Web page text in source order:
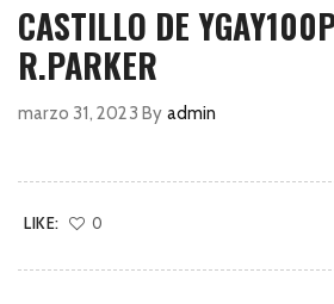
CASTILLO DE
R.PARKER
marzo 31, 2023 By admin
LIKE: 0